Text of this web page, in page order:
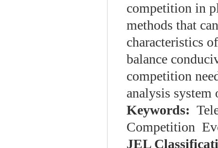
competition in
methods that
characteristics
balance
competition
analysis
Keywords:
Competition
JEL